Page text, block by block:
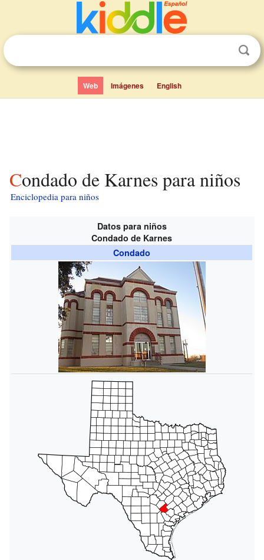
Web Imágenes English
Condado de Karnes para niños
Enciclopedia para niños
Datos para niños
Condado de Karnes
Condado